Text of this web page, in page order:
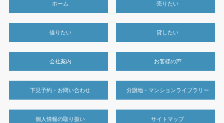
ホーム 売りたい
借りたい 貸したい
会社案内 お客様の声
下見予約・お問い合わせ 分譲地・マンションライブラリー
個人情報の取り扱い サイトマップ